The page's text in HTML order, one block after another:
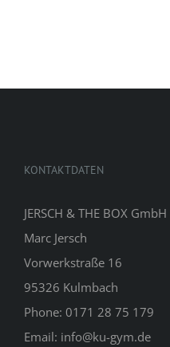
KONTAKTDATEN
JERSCH & THE BOX GmbH
Marc Jersch
Vorwerkstraße 16
95326 Kulmbach
Phone: 0171 28 75 179
Email: info@ku-gym.de